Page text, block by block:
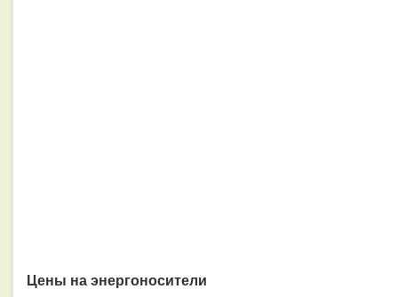
Цены на энергоносители